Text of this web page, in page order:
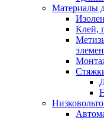
Материалы
Клей,